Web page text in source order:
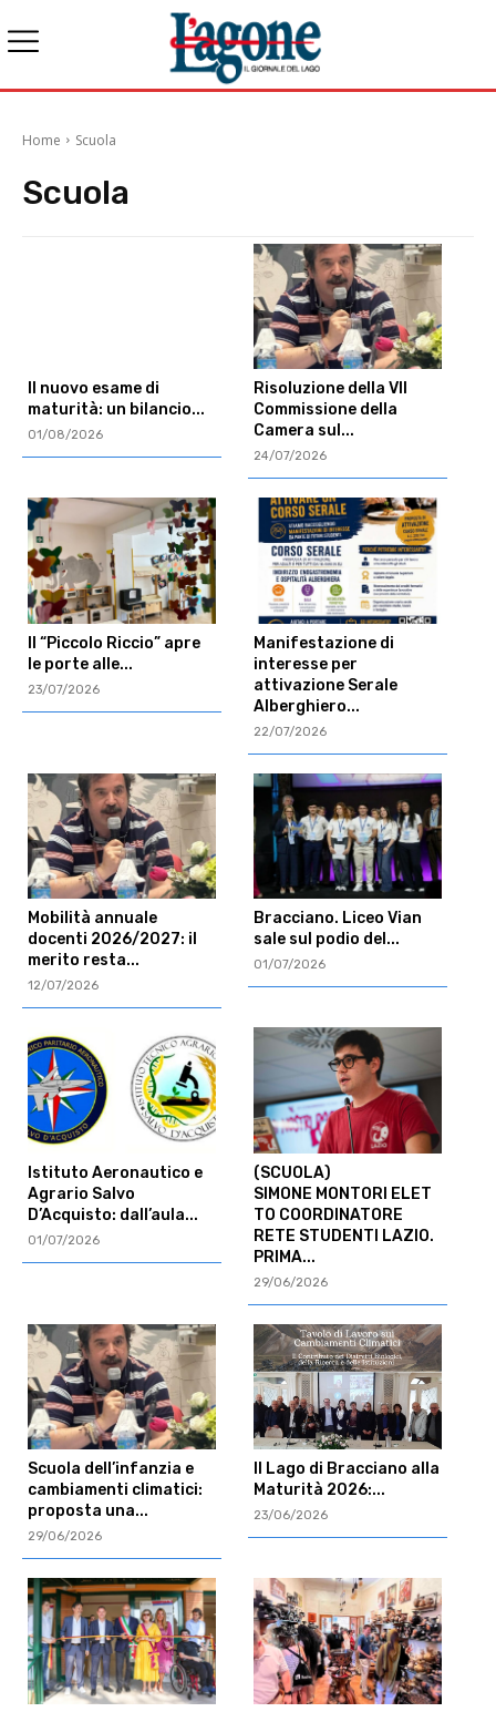
Home Scuola
Scuola
Il nuovo esame di
maturità: un bilancio...
01/08/2026
Risoluzione della VII
Commissione della
Camera sul...
24/07/2026
Il “Piccolo Riccio” apre
le porte alle...
23/07/2026
Manifestazione di
interesse per
attivazione Serale
Alberghiero...
22/07/2026
Mobilità annuale
docenti 2026/2027: il
merito resta...
12/07/2026
Bracciano. Liceo Vian
sale sul podio del...
01/07/2026
Istituto Aeronautico e
Agrario Salvo
D’Acquisto: dall’aula...
01/07/2026
(SCUOLA)
SIMONE MONTORI ELET
TO COORDINATORE
RETE STUDENTI LAZIO.
PRIMA...
29/06/2026
Scuola dell’infanzia e
cambiamenti climatici:
proposta una...
29/06/2026
Il Lago di Bracciano alla
Maturità 2026:...
23/06/2026